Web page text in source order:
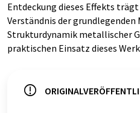
Entdeckung dieses Effekts
Verständnis der grundlegenden
Strukturdynamik metallischer
praktischen Einsatz dieses